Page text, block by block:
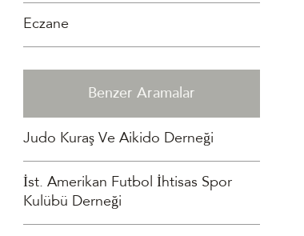
Eczane
Benzer Aramalar
Judo Kuraş Ve Aikido Derneği
İst. Amerikan Futbol İhtisas Spor
Kulübü Derneği